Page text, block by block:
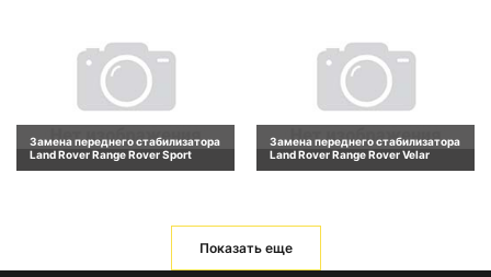
Замена переднего стабилизатора
Land Rover Range Rover Sport
Замена переднего стабилизатора
Land Rover Range Rover Velar
Показать еще